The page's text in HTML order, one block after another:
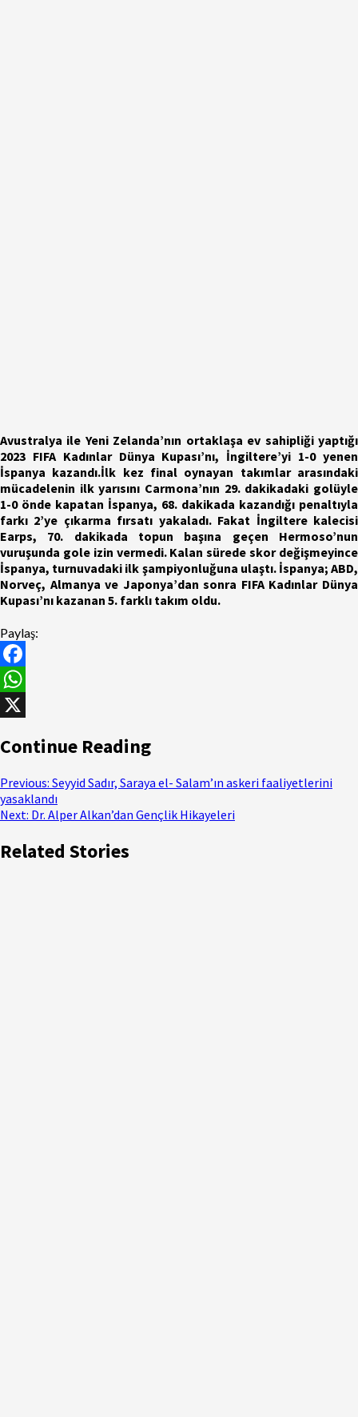
Avustralya ile Yeni Zelanda’nın ortaklaşa ev sahipliği yaptığı
2023 FIFA Kadınlar Dünya Kupası’nı, İngiltere’yi 1-0 yenen
İspanya kazandı.İlk kez final oynayan takımlar arasındaki
mücadelenin ilk yarısını Carmona’nın 29. dakikadaki golüyle
1-0 önde kapatan İspanya, 68. dakikada kazandığı penaltıyla
farkı 2’ye çıkarma fırsatı yakaladı. Fakat İngiltere kalecisi
Earps, 70. dakikada topun başına geçen Hermoso’nun
vuruşunda gole izin vermedi. Kalan sürede skor değişmeyince
İspanya, turnuvadaki ilk şampiyonluğuna ulaştı. İspanya; ABD,
Norveç, Almanya ve Japonya’dan sonra FIFA Kadınlar Dünya
Kupası’nı kazanan 5. farklı takım oldu.
Paylaş:
Facebook
WhatsApp
Continue Reading
Previous: Seyyid Sadır, Saraya el- Salam’ın askeri faaliyetlerini
yasaklandı
Next: Dr. Alper Alkan’dan Gençlik Hikayeleri
Related Stories